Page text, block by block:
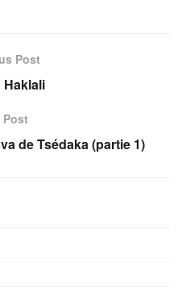
Post
Post
de Tsédaka (partie 1)